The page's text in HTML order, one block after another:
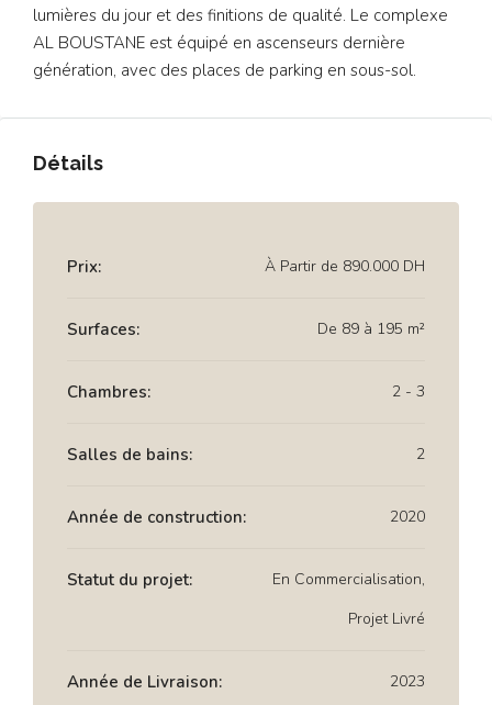
lumières du jour et des finitions de qualité. Le complexe
AL BOUSTANE est équipé en ascenseurs dernière
génération, avec des places de parking en sous-sol.
Détails
Prix: À Partir de 890.000 DH
Surfaces: De 89 à 195 m²
Chambres: 2 - 3
Salles de bains: 2
Année de construction: 2020
Statut du projet:
En Commercialisation,
Projet Livré
Année de Livraison: 2023